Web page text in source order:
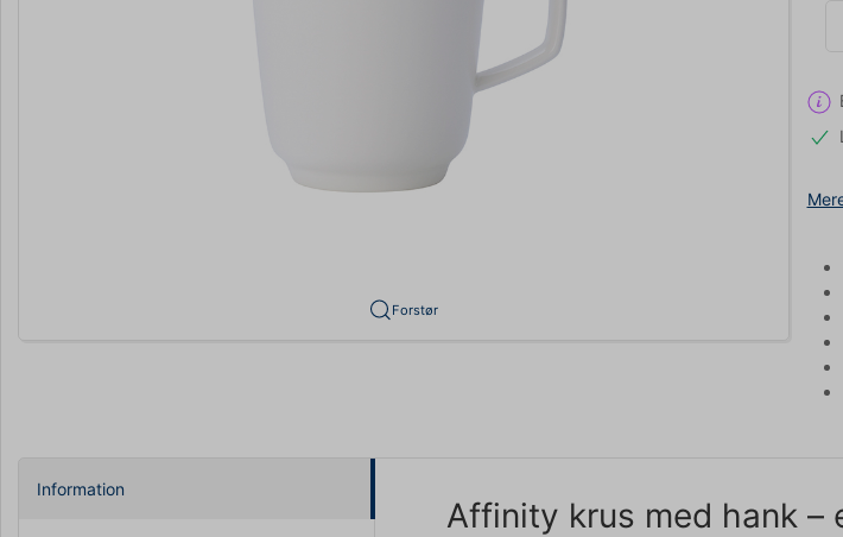
Forstør
Information
Affinity krus med hank